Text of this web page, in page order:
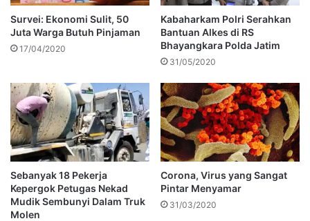
Survei: Ekonomi Sulit, 50
Juta Warga Butuh Pinjaman
17/04/2020
Kabaharkam Polri Serahkan
Bantuan Alkes di RS
Bhayangkara Polda Jatim
31/05/2020
Sebanyak 18 Pekerja
Kepergok Petugas Nekad
Mudik Sembunyi Dalam Truk
Molen
Corona, Virus yang Sangat
Pintar Menyamar
31/03/2020